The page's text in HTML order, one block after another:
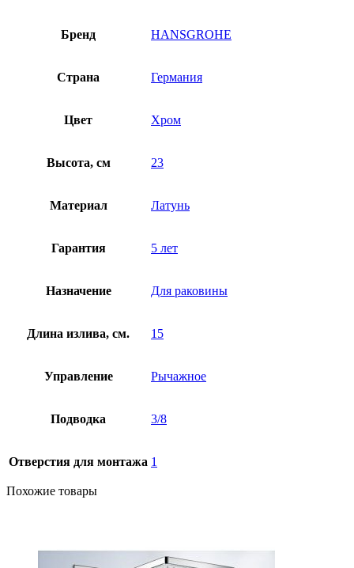
Бренд HANSGROHE
Страна Германия
Цвет Хром
Высота, см 23
Материал Латунь
Гарантия 5 лет
Назначение Для раковины
Длина излива, см. 15
Управление Рычажное
Подводка 3/8
Отверстия для монтажа 1
Похожие товары